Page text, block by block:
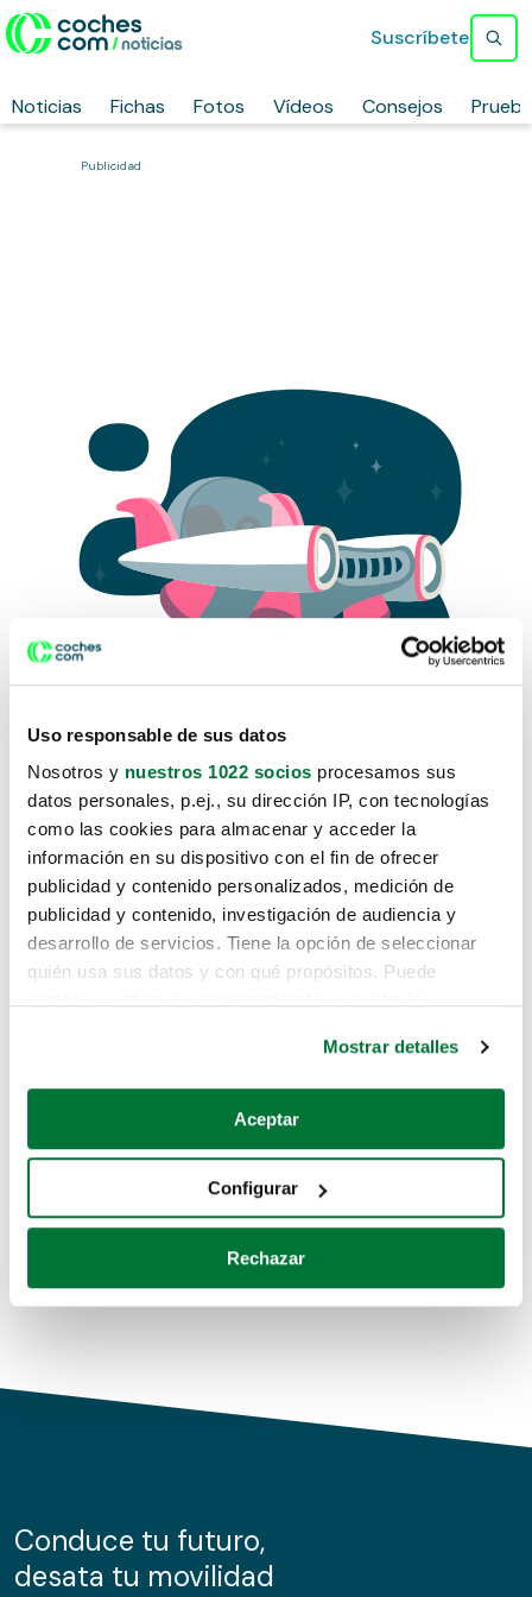
Uso responsable de sus datos
Nosotros y nuestros 1022 socios procesamos sus
datos personales, p.ej., su dirección IP, con tecnologías
como las cookies para almacenar y acceder la
información en su dispositivo con el fin de ofrecer
publicidad y contenido personalizados, medición de
publicidad y contenido, investigación de audiencia y
desarrollo de servicios. Tiene la opción de seleccionar
quién usa sus datos y con qué propósitos. Puede
Si lo permite, también quisiéramos:
Recopilar información sobre su ubicación geográfica
Identificar su dispositivo analizándolo activamente
para buscar características específicas (huellas
Obtenga más información sobre cómo se procesan sus
de cookies.
información sobre el uso que haga del sitio web con
nuestros partners de redes sociales, publicidad y análisis
Mostrar detalles
Aceptar
Configurar
Rechazar
Noticias Fichas Fotos Vídeos Consejos
Suscríbete
Publicidad
Lo sentimos, no sabemos como
te hemos traido hasta aquí.
Pero puedes encontrar el coche que estás
buscando en alguno de estos enlaces:
Coches de segunda mano
Coches de km0
Conduce tu futuro,
desata tu movilidad